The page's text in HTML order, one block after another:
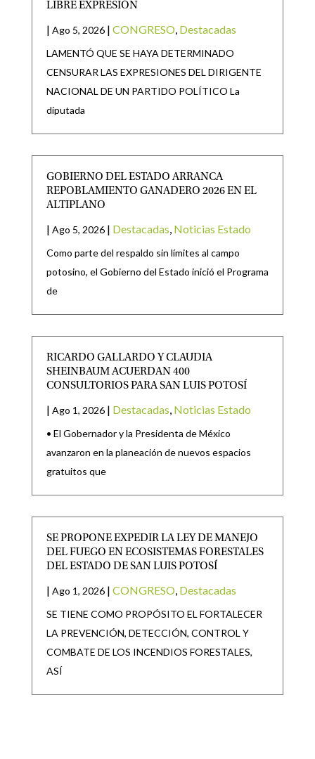
LIBRE EXPRESIÓN
| Ago 5, 2026 | CONGRESO Destacadas
LAMENTÓ QUE SE HAYA DETERMINADO
CENSURAR LAS EXPRESIONES DEL DIRIGENTE
NACIONAL DE UN PARTIDO POLÍTICO La
diputada
GOBIERNO DEL ESTADO ARRANCA
REPOBLAMIENTO GANADERO 2026 EN EL
ALTIPLANO
| Ago 5, 2026 | Destacadas Noticias Estado
Como parte del respaldo sin límites al campo
potosino, el Gobierno del Estado inició el Programa
de
RICARDO GALLARDO Y CLAUDIA
SHEINBAUM ACUERDAN 400
CONSULTORIOS PARA SAN LUIS POTOSÍ
| Ago 1, 2026 | Destacadas Noticias Estado
• El Gobernador y la Presidenta de México
avanzaron en la planeación de nuevos espacios
gratuitos que
SE PROPONE EXPEDIR LA LEY DE MANEJO
DEL FUEGO EN ECOSISTEMAS FORESTALES
DEL ESTADO DE SAN LUIS POTOSÍ
| Ago 1, 2026 | CONGRESO Destacadas
SE TIENE COMO PROPÓSITO EL FORTALECER
LA PREVENCIÓN, DETECCIÓN, CONTROL Y
COMBATE DE LOS INCENDIOS FORESTALES,
ASÍ